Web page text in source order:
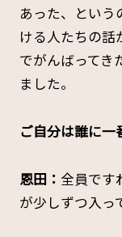
あった、という
ける人たちの話
でがんばってき
ました。
――ご自分は誰に
恩田： 全員です
が少しずつ入っ